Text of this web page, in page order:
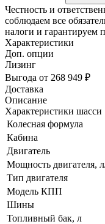
Честность и
соблюдаем все
налоги и гарантируем
Характеристики
Доп. опции
Лизинг
Выгода от 268 949 ₽
Доставка
Описание
Характеристики шасси
Колесная формула
Кабина
Двигатель
Мощность двигателя,
Тип двигателя
Модель КПП
Шины
Топливный бак, л